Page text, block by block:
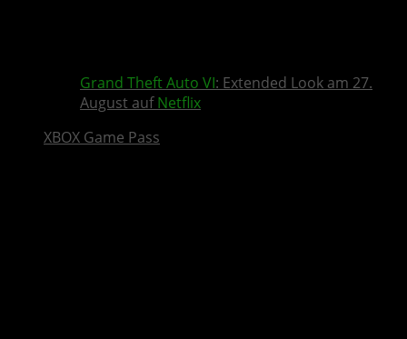
Grand Theft Auto VI: Extended Look am 27.
August aufNetflix
XBOX Game Pass